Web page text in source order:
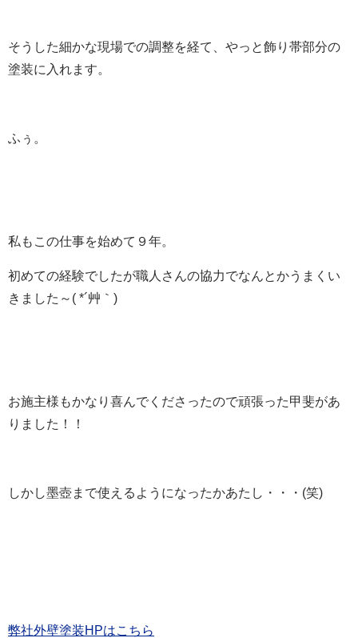
そうした細かな現場での調整を経て、やっと飾り帯部分の
塗装に入れます。
ふぅ。
私もこの仕事を始めて９年。
初めての経験でしたが職人さんの協力でなんとかうまくい
きました～( *´艸｀)
お施主様もかなり喜んでくださったので頑張った甲斐があ
りました！！
しかし墨壺まで使えるようになったかあたし・・・(笑)
弊社外壁塗装HPはこちら